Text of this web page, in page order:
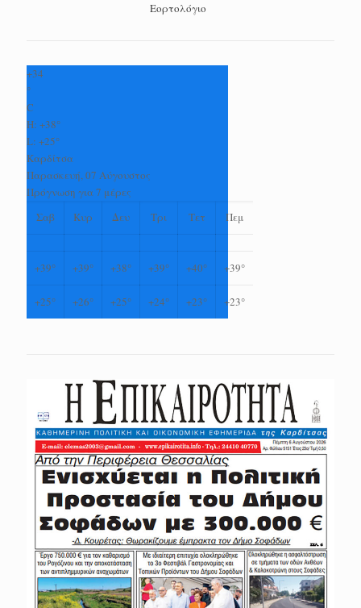
Εορτολόγιο
+34
°
C
H: +38°
L: +25°
Καρδίτσα
Παρασκευή, 07 Αύγουστος
Πρόγνωση για 7 μέρες
Σαβ
Κυρ Δευ Τρι Τετ Πεμ
+39° +39° +38° +39° +40° +39°
+25° +26° +25° +24° +23° +23°